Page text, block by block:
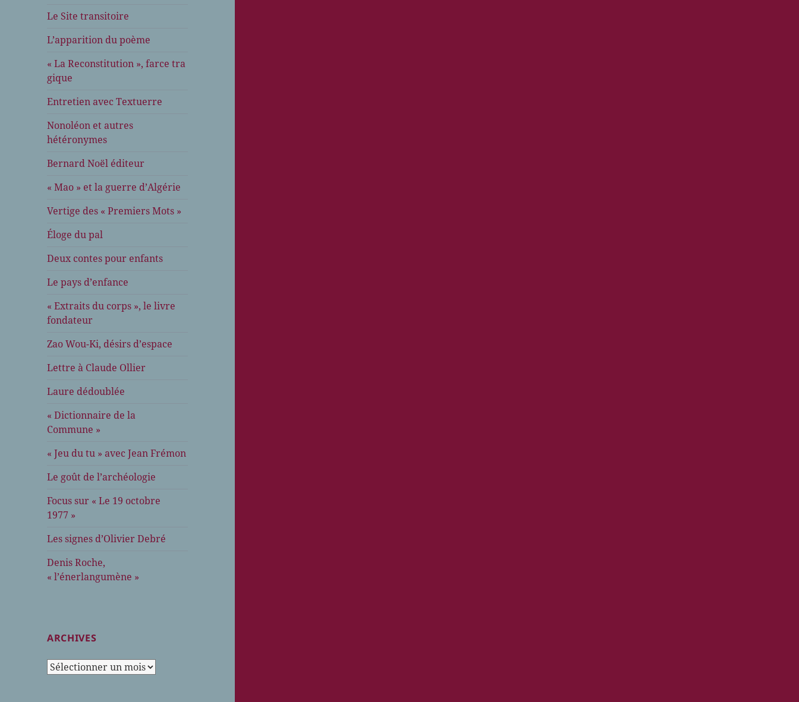
Le Site transitoire
L’apparition du poème
« La Reconstitution », farce tra
gique
Entretien avec Textuerre
Nonoléon et autres
hétéronymes
Bernard Noël éditeur
« Mao » et la guerre d’Algérie
Vertige des « Premiers Mots »
Éloge du pal
Deux contes pour enfants
Le pays d’enfance
« Extraits du corps », le livre
fondateur
Zao Wou-Ki, désirs d’espace
Lettre à Claude Ollier
Laure dédoublée
« Dictionnaire de la
Commune »
« Jeu du tu » avec Jean Frémon
Le goût de l’archéologie
Focus sur « Le 19 octobre
1977 »
Les signes d’Olivier Debré
Denis Roche,
« l’énerlangumène »
ARCHIVES
Archives